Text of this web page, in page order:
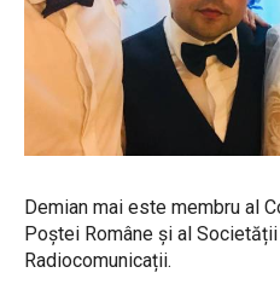
Demian mai este membru al
Poștei Române și al
Radiocomunicații.